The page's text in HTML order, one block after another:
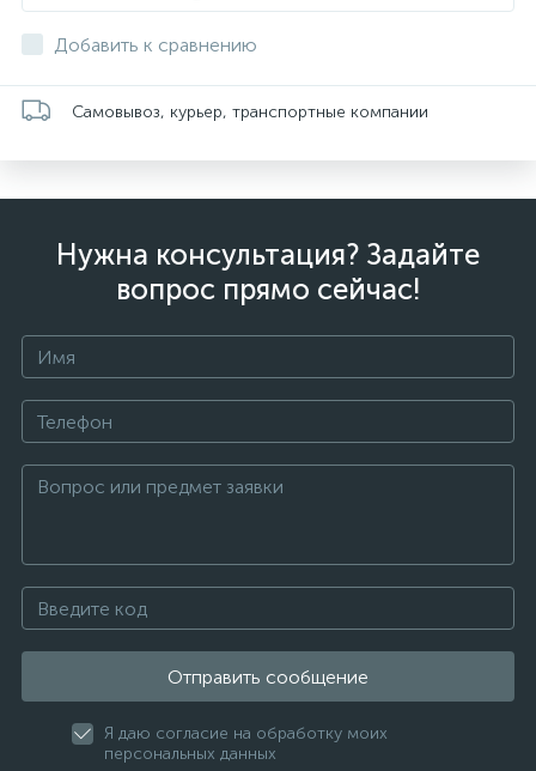
Добавить к сравнению
Самовывоз, курьер, транспортные компании
Нужна консультация? Задайте
вопрос прямо сейчас!
Отправить сообщение
Я даю согласие на обработку моих
персональных данных